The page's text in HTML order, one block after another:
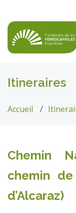
Itineraires
Accueil
Chemin
chemin
d’Alcaraz)